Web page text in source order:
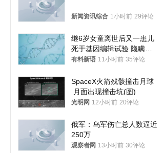
新闻资讯综合 1小时前 29评论
继6岁女童离世后又一患儿
死于基因编辑试验 隐瞒一
年才对外披露
有料新语 11小时前 35评论
SpaceX火箭残骸撞击月球
月面出现撞击坑(图)
光明网 12小时前 20评论
俄军：乌军伤亡总人数逼近
250万
观察者网 13小时前 30评论